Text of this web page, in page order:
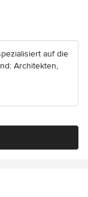
auf die
Architekten,